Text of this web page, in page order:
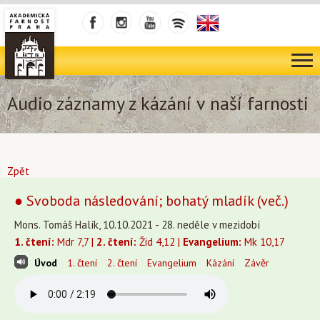
Audio záznamy z kázání v naší farnosti
Zpět
● Svoboda následování; bohatý mladík (več.)
Mons. Tomáš Halík, 10.10.2021 - 28. neděle v mezidobí
1. čtení: Mdr 7,7 | 2. čtení: Žid 4,12 | Evangelium: Mk 10,17
Úvod 1. čtení 2. čtení Evangelium Kázání Závěr